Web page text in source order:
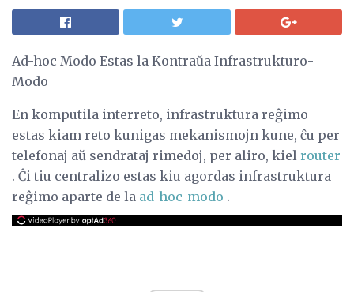
Ad-hoc Modo Estas la Kontraŭa Infrastrukturo-
Modo
En komputila interreto, infrastruktura reĝimo
estas kiam reto kunigas mekanismojn kune, ĉu per
telefonaj aŭ sendrataj rimedoj, per aliro, kiel router
. Ĉi tiu centralizo estas kiu agordas infrastruktura
reĝimo aparte de la ad-hoc-modo .